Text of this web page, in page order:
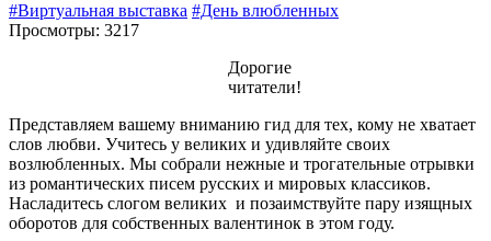
#Виртуальная выставка #День влюбленных
Просмотры: 3217
Дорогие
читатели!
Представляем вашему вниманию гид для тех, кому не хватает
слов любви. Учитесь у великих и удивляйте своих
возлюбленных. Мы собрали нежные и трогательные отрывки
из романтических писем русских и мировых классиков.
Насладитесь слогом великих и позаимствуйте пару изящных
оборотов для собственных валентинок в этом году.